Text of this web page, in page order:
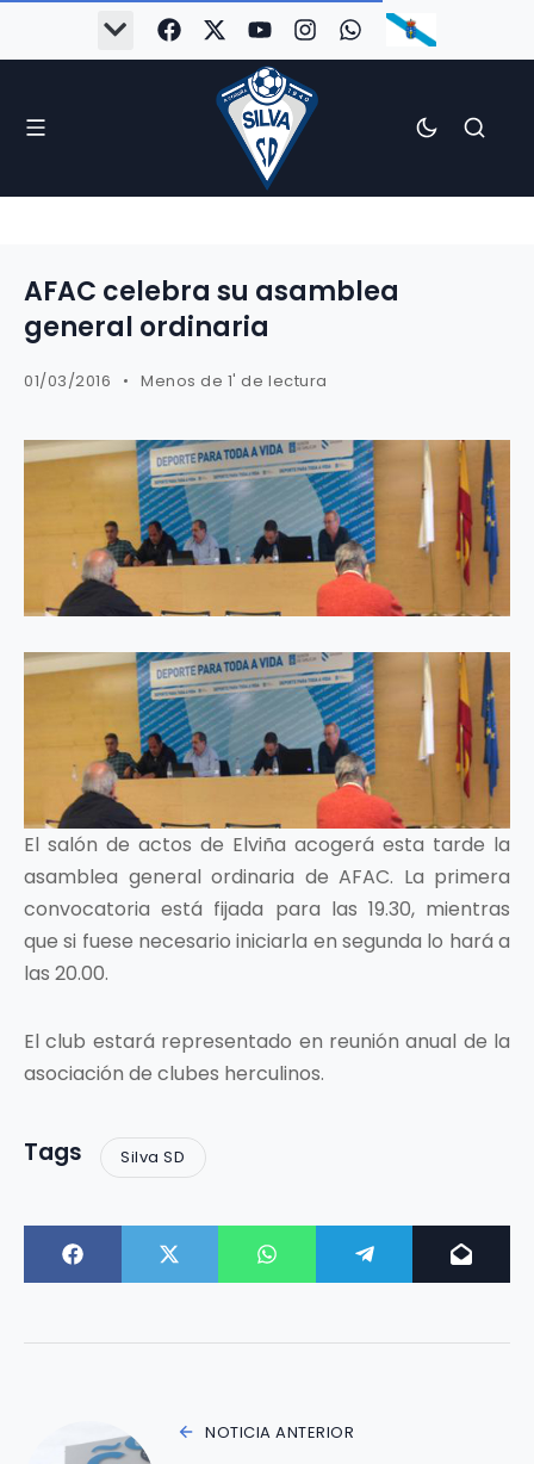
AFAC celebra su asamblea
general ordinaria
01/03/2016 Menos de 1' de lectura
El salón de actos de Elviña acogerá esta tarde la
asamblea general ordinaria de AFAC. La primera
convocatoria está fijada para las 19.30, mientras
que si fuese necesario iniciarla en segunda lo hará a
las 20.00.
El club estará representado en reunión anual de la
asociación de clubes herculinos.
Tags Silva SD
NOTICIA ANTERIOR